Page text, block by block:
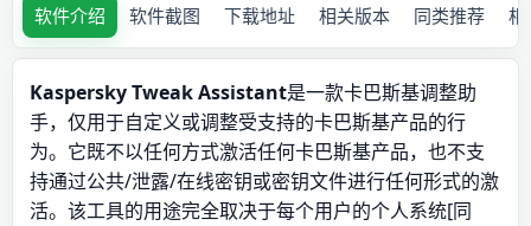
软件介绍 软件截图 下载地址 相关版本 同类推荐 相
Kaspersky Tweak Assistant是一款卡巴斯基调整助
手，仅用于自定义或调整受支持的卡巴斯基产品的行
为。它既不以任何方式激活任何卡巴斯基产品，也不支
持通过公共/泄露/在线密钥或密钥文件进行任何形式的激
活。该工具的用途完全取决于每个用户的个人系统[同